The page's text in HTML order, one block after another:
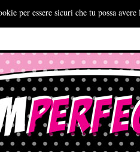
per essere sicuri che tu possa